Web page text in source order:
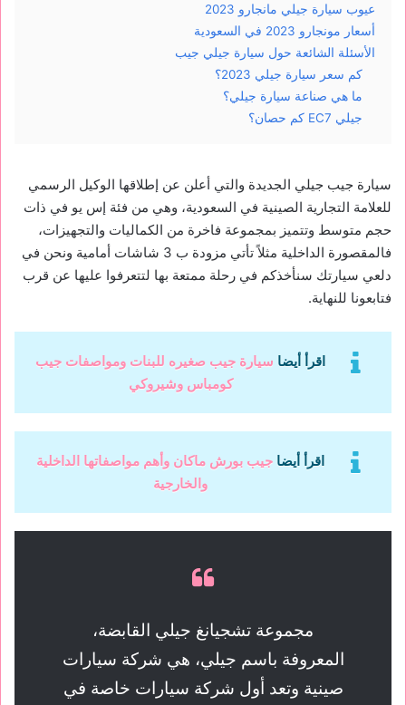
عيوب سيارة جيلي مانجارو 2023
أسعار مونجارو 2023 في السعودية
الأسئلة الشائعة حول سيارة جيلي جيب
كم سعر سيارة جيلي 2023؟
ما هي صناعة سيارة جيلي؟
جيلي EC7 كم حصان؟
سيارة جيب جيلي الجديدة والتي أعلن عن إطلاقها الوكيل الرسمي
للعلامة التجارية الصينية في السعودية، وهي من فئة إس يو في ذات
حجم متوسط وتتميز بمجموعة فاخرة من الكماليات والتجهيزات،
فالمقصورة الداخلية مثلاً تأتي مزودة ب 3 شاشات أمامية ونحن في
دلعي سيارتك سنأخذكم في رحلة ممتعة بها لتتعرفوا عليها عن قرب
فتابعونا للنهاية.
اقرأ أيضا سيارة جيب صغيره للبنات ومواصفات جيب
كومباس وشيروكي
اقرأ أيضا جيب بورش ماكان وأهم مواصفاتها الداخلية
والخارجية
مجموعة تشجيانغ جيلي القابضة،
المعروفة باسم جيلي، هي شركة سيارات
صينية وتعد أول شركة سيارات خاصة في